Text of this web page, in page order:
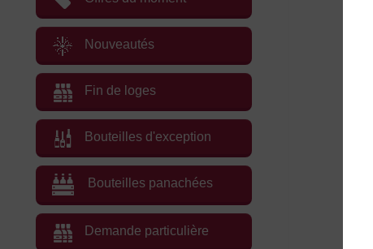
Nouveautés
Fin de loges
Bouteilles d'exception
Bouteilles panachées
Demande particulière